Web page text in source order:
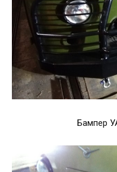
Бампер